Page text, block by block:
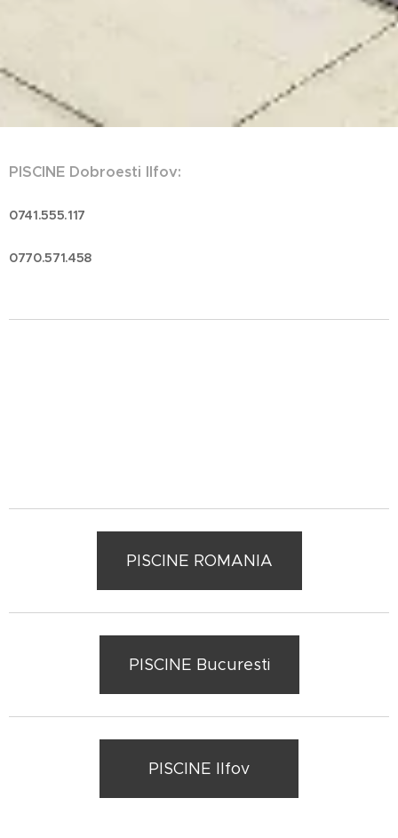
PISCINE Dobroesti Ilfov:
0741.555.117
0770.571.458
PISCINE ROMANIA
PISCINE Bucuresti
PISCINE Ilfov